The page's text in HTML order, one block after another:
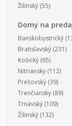
Žilinský (55)
Domy na
Banskobystrický
Bratislavský (231)
Košický (65)
Nitriansky (112)
Prešovský (39)
Trenčiansky (89)
Trnavský (109)
Žilinský (132)